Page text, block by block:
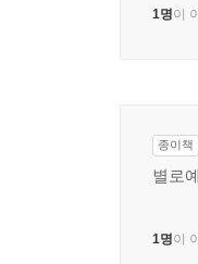
1명이
종이책
별로
1명이